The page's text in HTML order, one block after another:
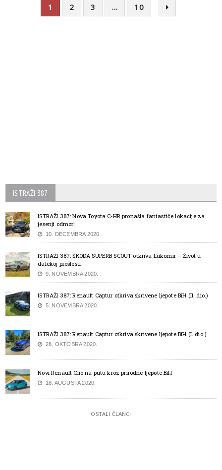
1 2 3 … 10
ISTRAŽI 387
ISTRAŽI 387: Nova Toyota C-HR pronašla fantastiče lokacije za
jesenji odmor!
10. DECEMBRA 2020.
ISTRAŽI 387: ŠKODA SUPERB SCOUT otkriva Lukomir – Život u
dalekoj prošlosti
9. NOVEMBRA 2020.
ISTRAŽI 387: Renault Captur otkriva skrivene ljepote BiH (II. dio.)
5. NOVEMBRA 2020.
ISTRAŽI 387: Renault Captur otkriva skrivene ljepote BiH (I. dio.)
28. OKTOBRA 2020.
Novi Renault Clio na putu kroz prirodne ljepote BiH
18. AUGUSTA 2020.
OSTALI ČLANCI